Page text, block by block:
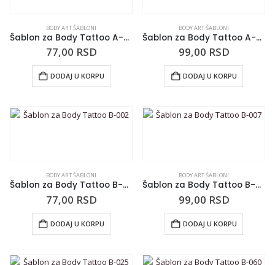
BODY ART ŠABLONI
Šablon za Body Tattoo A-029
77,00 RSD
DODAJ U KORPU
BODY ART ŠABLONI
Šablon za Body Tattoo A-054
99,00 RSD
DODAJ U KORPU
BODY ART ŠABLONI
Šablon za Body Tattoo B-002
77,00 RSD
DODAJ U KORPU
BODY ART ŠABLONI
Šablon za Body Tattoo B-007
99,00 RSD
DODAJ U KORPU